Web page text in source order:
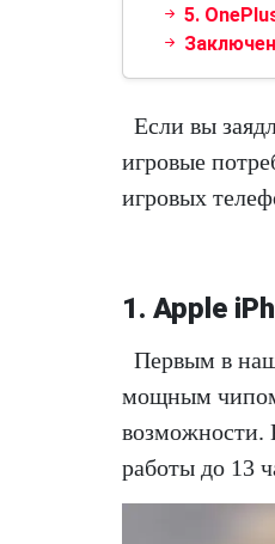
5.
Если вы
игровые
игровых
1. Apple
Первым в
мощным чипом
возможности.
работы до 13